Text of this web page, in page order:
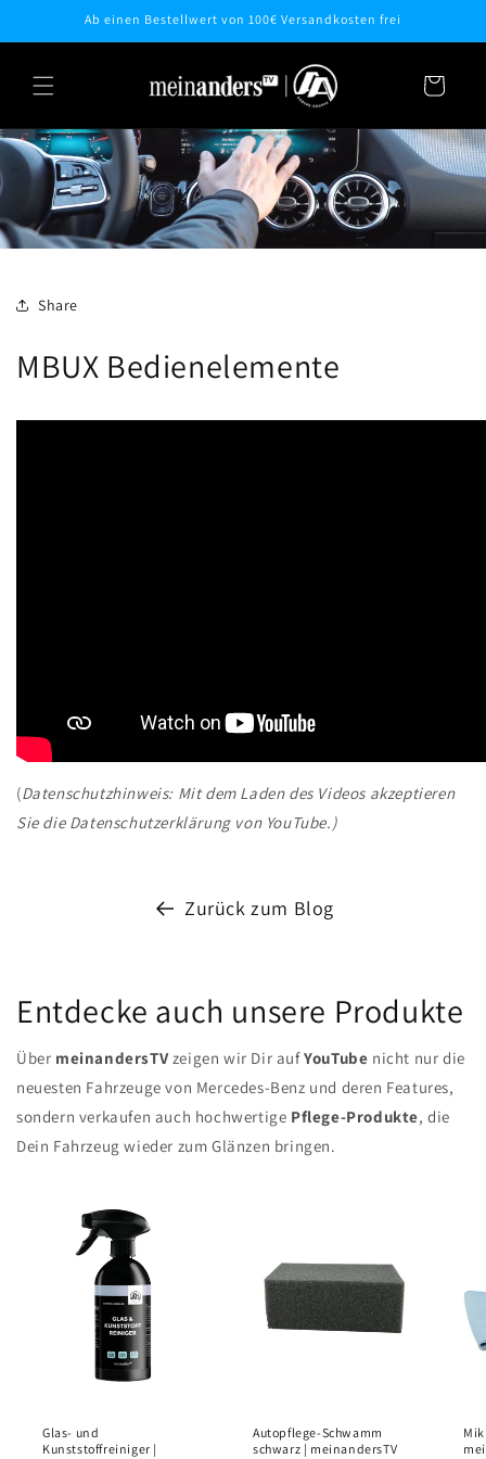
Inhalt
Ab einen Bestellwert von 100€ Versandkosten frei
Warenkorb
Share
MBUX Bedienelemente
(Datenschutzhinweis: Mit dem Laden des Videos akzeptieren
Sie die Datenschutzerklärung von YouTube.)
Zurück zum Blog
Entdecke auch unsere Produkte
Über meinandersTVzeigen wir Dir aufYouTube nicht nur die
neuesten Fahrzeuge von Mercedes-Benz und deren Features,
sondern verkaufen auch hochwertige Pflege-Produkte, die
Dein Fahrzeug wieder zum Glänzen bringen.
Glas- und
Kunststoffreiniger |
Autopflege-Schwamm
schwarz | meinandersTV